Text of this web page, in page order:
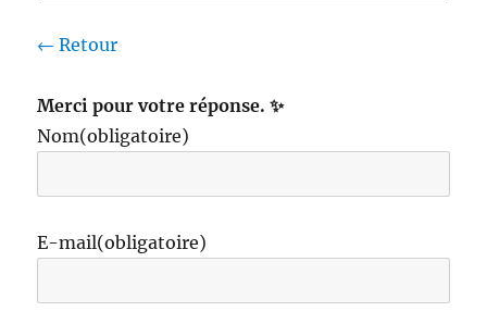
← Retour
Merci pour votre réponse. ✨
Nom(obligatoire)
E-mail(obligatoire)